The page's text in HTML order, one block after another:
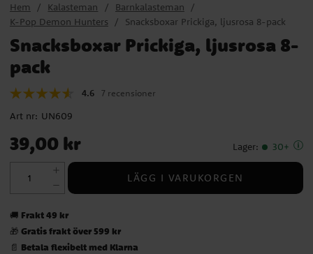
Hem Kalasteman
Barnkalasteman
K-Pop Demon Hunters
Snacksboxar Prickiga, ljusrosa 8-pack
Snacksboxar Prickiga, ljusrosa 8-
pack
4.6 7 recensioner
Art nr: UN609
Pris: 39,00 kr
39,00 kr Lager: 30+
LÄGG I VARUKORGEN
🚚 Frakt 49 kr
🎁 Gratis frakt över 599 kr
📄 Betala flexibelt med Klarna